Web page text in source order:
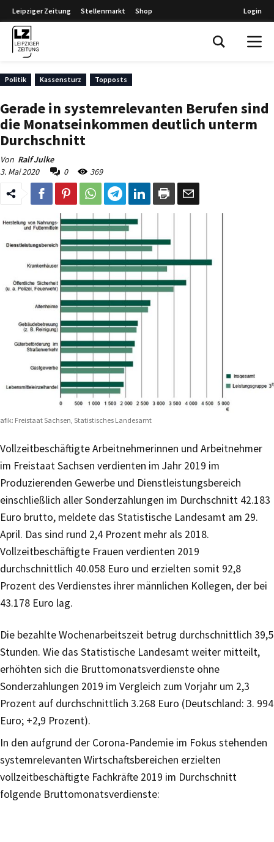
Leipziger Zeitung Stellenmarkt Shop Login
Politik Kassensturz Topposts
Gerade in systemrelevanten Berufen sind
die Monatseinkommen deutlich unterm
Durchschnitt
Von Ralf Julke
3. Mai 2020
0 369
Freistaat Sachsen, Statistisches Landesamt
Vollzeitbeschäftigte Arbeitnehmerinnen und Arbeitnehmer
im Freistaat Sachsen verdienten im Jahr 2019 im
Produzierenden Gewerbe und Dienstleistungsbereich
einschließlich aller Sonderzahlungen im Durchschnitt 42.183
Euro brutto, meldete das Statistische Landesamt am 29.
April. Das sind rund 2,4 Prozent mehr als 2018.
Vollzeitbeschäftigte Frauen verdienten 2019
durchschnittlich 40.058 Euro und erzielten somit 92,8
Prozent des Verdienstes ihrer männlichen Kollegen, der bei
43.178 Euro lag.
Die bezahlte Wochenarbeitszeit betrug durchschnittlich 39,5
Stunden. Wie das Statistische Landesamt weiter mitteilt,
erhöhten sich die Bruttomonatsverdienste ohne
Sonderzahlungen 2019 im Vergleich zum Vorjahr um 2,3
Prozent auf durchschnittlich 3.268 Euro (Deutschland: 3. 994
Euro; +2,9 Prozent).
In den aufgrund der Corona-Pandemie im Fokus stehenden
systemrelevanten Wirtschaftsbereichen erzielten
vollzeitbeschäftigte Fachkräfte 2019 im Durchschnitt
folgende Bruttomonatsverdienste: